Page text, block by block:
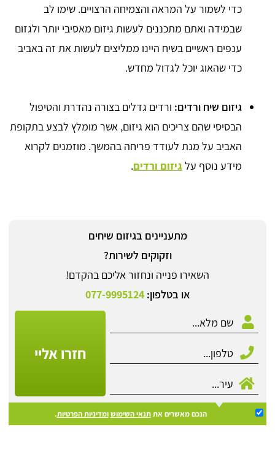
כדי לשמור על המראה והצמיחה הרצויים. שימו לב
שבמידה ואתם מתכננים לעשות גיזום מאסיבי יותר ולגזום
ענפים ראשיים בשיח היינו ממליצים לעשות את זה באביב
כדי שהאוג יוכל לגדול מחדש.
גיזום שיח ורדים: ורדים גדלים בצורה נהדרת והטיפול
הבסיסי שהם צריכים הוא גיזום, אשר מומלץ לבצע בתקופת
האביב על מנת לעודד פריחה בהמשך. מוזמנים לקרוא
מידע נוסף על גיזום ורדים.
מתעניינים בגיזום שיחים
וזקוקים לשירות?
השאירו פנייה ונחזור אליכם בהקדם!
או בטלפון:077-9995124
חזרו אליי
הנכם מאשרים אתתנאי השימוש ומדיניות הפרטיות.